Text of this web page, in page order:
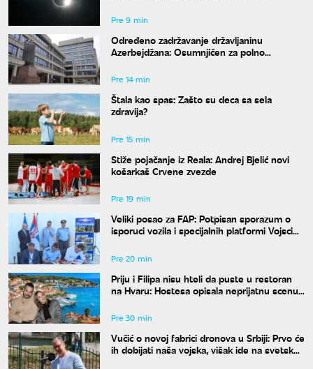
Pre 9 min
Određeno zadržavanje državljaninu
Azerbejdžana: Osumnjičen za polno
Pre 14 min
Štala kao spas: Zašto su deca sa sela
zdravija?
Pre 15 min
Stiže pojačanje iz Reala: Andrej Bjelić novi
košarkaš Crvene zvezde
Pre 19 min
Veliki posao za FAP: Potpisan sporazum o
isporuci vozila i specijalnih platformi Vojsci
Pre 20 min
Priju i Filipa nisu hteli da puste u restoran
na Hvaru: Hostesa opisala neprijatnu scenu,
Pre 30 min
Vučić o novoj fabrici dronova u Srbiji: Prvo će
ih dobijati naša vojska, višak ide na svetsko